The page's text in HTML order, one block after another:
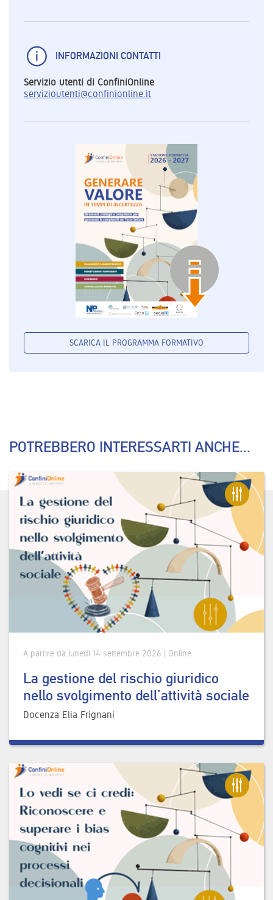
INFORMAZIONI CONTATTI
Servizio utenti di ConfiniOnline
servizioutenti@confinionline.it
SCARICA IL PROGRAMMA FORMATIVO
POTREBBERO INTERESSARTI ANCHE...
A partire da lunedì 14 settembre 2026 | Online
La gestione del rischio giuridico
nello svolgimento dell’attività sociale
Docenza Elia Frignani